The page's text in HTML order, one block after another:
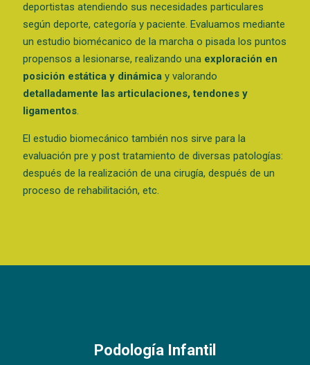
deportistas atendiendo sus necesidades particulares
según deporte, categoría y paciente. Evaluamos mediante
un estudio biomécanico de la marcha o pisada los puntos
propensos a lesionarse, realizando una exploración en
posición estática y dinámica y valorando
detalladamente las articulaciones, tendones y
ligamentos.
El estudio biomecánico también nos sirve para la
evaluación pre y post tratamiento de diversas patologías:
después de la realización de una cirugía, después de un
proceso de rehabilitación, etc.
Podología Infantil